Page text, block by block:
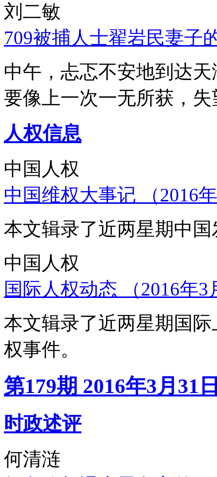
刘二敏
709被捕人士翟岩民妻子
中午，忐忑不安地到达
要像上一次一无所获，
人权信息
中国人权
中国维权大事记 （2016
本文辑录了近两星期中
中国人权
国际人权动态 （2016年
本文辑录了近两星期国
权事件。
第179期 2016年3月31
时政述评
何清涟